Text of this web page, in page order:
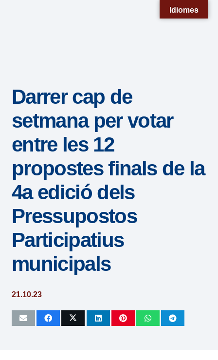
sistema
accesibilidad.
Darrer cap de
setmana per votar
entre les 12
propostes finals de la
4a edició dels
Pressupostos
Participatius
municipals
21.10.23
Idiomes